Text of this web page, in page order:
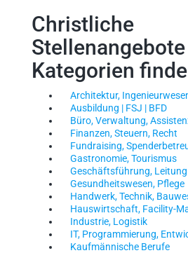
Christliche
Kategorien
Architektur,
Ausbildung | FSJ | BFD
Büro, Verwaltung,
Finanzen, Steuern, Recht
Fundraising,
Gastronomie, Tourismus
Geschäftsführung, Leitung
Gesundheitswesen, Pflege
Handwerk, Technik,
Hauswirtschaft, Facility-
Industrie, Logistik
IT, Programmierung,
Kaufmännische Berufe